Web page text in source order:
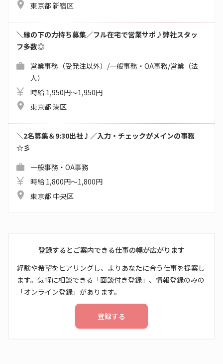
東京都 新宿区
＼縁の下の力持ち募集／フル在宅で営業サポ♪弊社スタッ
フ多数◎
営業事務（受発注以外）/一般事務・OA事務/営業（法
人）
時給 1,950円～1,950円
東京都 港区
＼2名募集＆9:30出社♪／入力・チェックがメインの事務
☆彡
一般事務・OA事務
時給 1,800円～1,800円
東京都 中央区
登録するとご案内できる仕事の幅が広がります
経験や希望をヒアリングし、よりあなたに合う仕事を提案し
ます。気軽に相談できる「面談付き登録」、情報登録のみの
「オンライン登録」があります。
登録する